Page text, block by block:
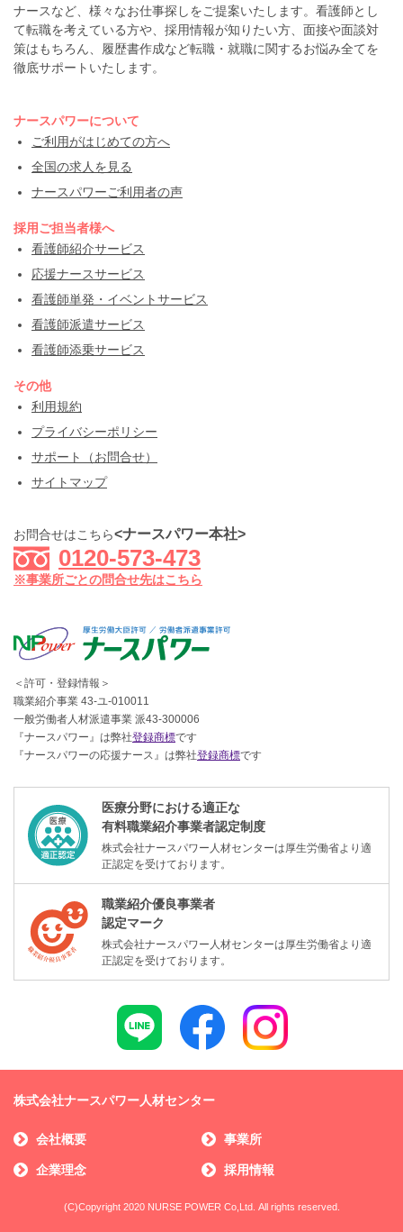
ナースなど、様々なお仕事探しをご提案いたします。看護師とし
て転職を考えている方や、採用情報が知りたい方、面接や面談対
策はもちろん、履歴書作成など転職・就職に関するお悩み全てを
徹底サポートいたします。
ナースパワーについて
ご利用がはじめての方へ
全国の求人を見る
ナースパワーご利用者の声
採用ご担当者様へ
看護師紹介サービス
応援ナースサービス
看護師単発・イベントサービス
看護師派遣サービス
看護師添乗サービス
その他
利用規約
プライバシーポリシー
サポート（お問合せ）
サイトマップ
お問合せはこちら<ナースパワー本社>
0120-573-473
※事業所ごとの問合せ先はこちら
＜許可・登録情報＞
職業紹介事業 43-ユ-010011
一般労働者人材派遣事業 派43-300006
『ナースパワー』は弊社登録商標です
『ナースパワーの応援ナース』は弊社登録商標です
医療分野における適正な
有料職業紹介事業者認定制度
株式会社ナースパワー人材センターは厚生労働省より適
正認定を受けております。
職業紹介優良事業者
認定マーク
株式会社ナースパワー人材センターは厚生労働省より適
正認定を受けております。
株式会社ナースパワー人材センター
会社概要 事業所
企業理念 採用情報
(C)Copyright 2020 NURSE POWER Co,Ltd. All rights reserved.